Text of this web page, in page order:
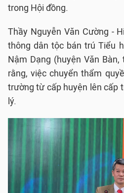
trong Hội đồng.
Thầy Nguyễn Văn Cường -
thông dân tộc bán trú Tiểu
Nậm Dạng (huyện Văn
rằng, việc chuyển thẩm
trường từ cấp huyện lên cấp
lý.